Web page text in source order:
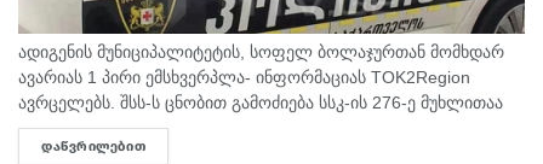
ადიგენის მუნიციპალიტეტის, სოფელ ბოლაჯურთან მომხდარ
ავარიას 1 პირი ემსხვერპლა- ინფორმაციას TOK2Region
ავრცელებს. შსს-ს ცნობით გამოძიება სსკ-ის 276-ე მუხლითაა
დაწყებული, რაც ტრანსპორტის მოძრაობის უსაფრთხოების ან
ექსპლუატაციის წესის დარღვევას გულისხმობს.
ᲓᲐᲬᲕᲠᲘᲚᲔᲑᲘᲗ